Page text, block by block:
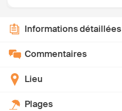
Informations détaillées
Commentaires
Lieu
Plages